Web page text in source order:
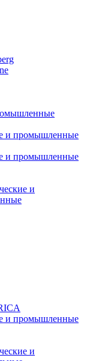
и промышленные
и промышленные
и
и промышленные
и